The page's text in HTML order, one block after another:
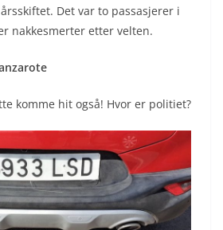
Det var to passasjerer i
nakkesmerter etter velten.
komme hit også! Hvor er politiet?